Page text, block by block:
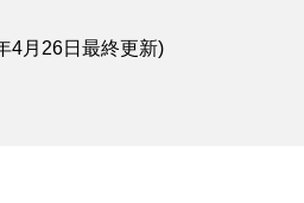
4月26日最終更新)